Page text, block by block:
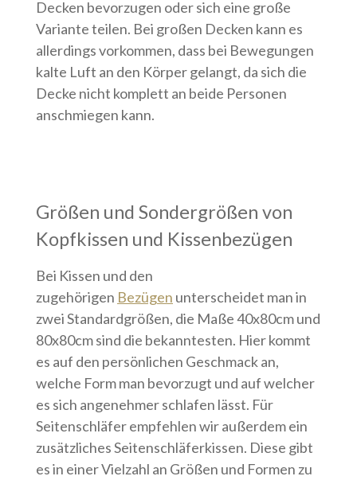
Decken bevorzugen oder sich eine große
Variante teilen. Bei großen Decken kann es
allerdings vorkommen, dass bei Bewegungen
kalte Luft an den Körper gelangt, da sich die
Decke nicht komplett an beide Personen
anschmiegen kann.
Größen und Sondergrößen von
Kopfkissen und Kissenbezügen
Bei Kissen und den
zugehörigen Bezügen unterscheidet man in
zwei Standardgrößen, die Maße 40x80cm und
80x80cm sind die bekanntesten. Hier kommt
es auf den persönlichen Geschmack an,
welche Form man bevorzugt und auf welcher
es sich angenehmer schlafen lässt. Für
Seitenschläfer empfehlen wir außerdem ein
zusätzliches Seitenschläferkissen. Diese gibt
es in einer Vielzahl an Größen und Formen zu